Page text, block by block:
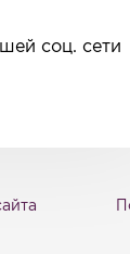
соц. сети